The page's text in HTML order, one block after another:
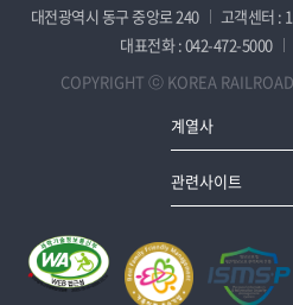
대전광역시 동구 중앙로 240
고객센터 :
대표전화 : 042-472-5000
COPYRIGHT ⓒ KOREA
계열사
관련사이트